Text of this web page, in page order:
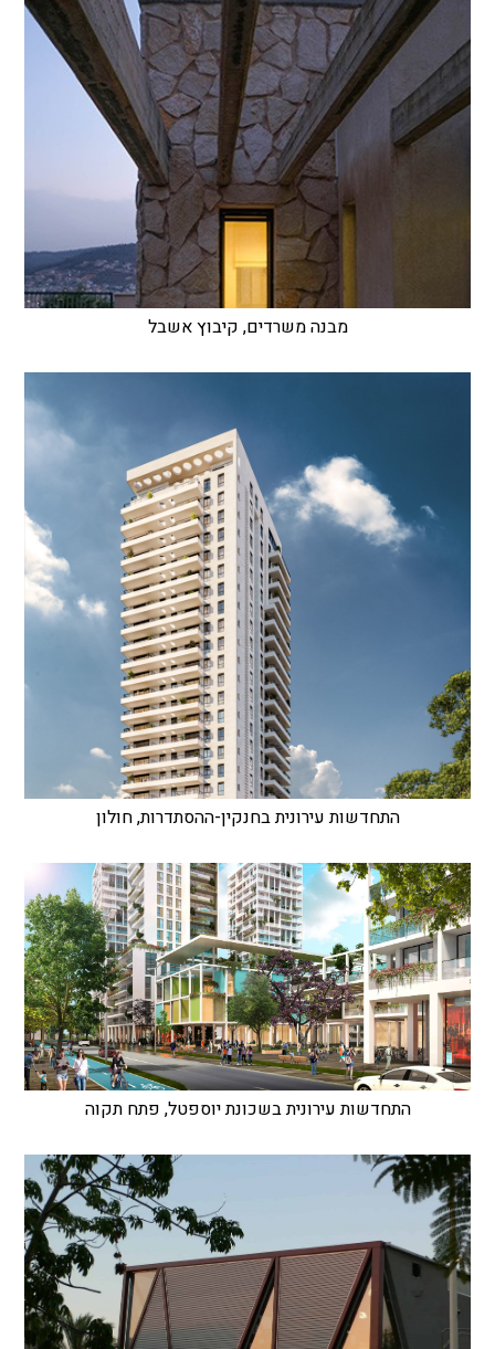
מבנה משרדים, קיבוץ אשבל
התחדשות עירונית בחנקין-ההסתדרות, חולון
התחדשות עירונית בשכונת יוספטל, פתח תקוה